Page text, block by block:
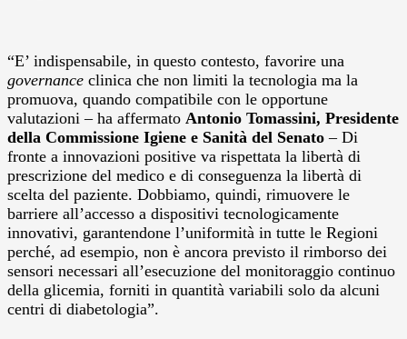
“E’ indispensabile, in questo contesto, favorire una
governance clinica che non limiti la tecnologia ma la
promuova, quando compatibile con le opportune
valutazioni – ha affermato Antonio Tomassini, Presidente
della Commissione Igiene e Sanità del Senato – Di
fronte a innovazioni positive va rispettata la libertà di
prescrizione del medico e di conseguenza la libertà di
scelta del paziente. Dobbiamo, quindi, rimuovere le
barriere all’accesso a dispositivi tecnologicamente
innovativi, garantendone l’uniformità in tutte le Regioni
perché, ad esempio, non è ancora previsto il rimborso dei
sensori necessari all’esecuzione del monitoraggio continuo
della glicemia, forniti in quantità variabili solo da alcuni
centri di diabetologia”.